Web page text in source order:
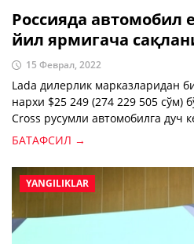
Россияда
йил ярмигача
15 Феврал, 2022
Lada дилерлик марказларидан
нархи $25 249 (274 229 505 сўм)
Cross русумли автомобилга дуч
БАТАФСИЛ →
YANGILIKLAR